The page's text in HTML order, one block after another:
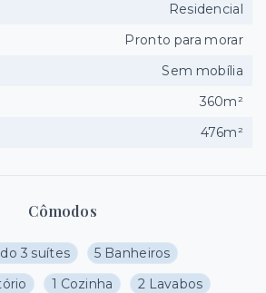
Cômodos
3 suítes
5 Banheiros
1 Cozinha
2 Lavabos
Residencial
Pronto para morar
Sem mobília
360m²
476m²